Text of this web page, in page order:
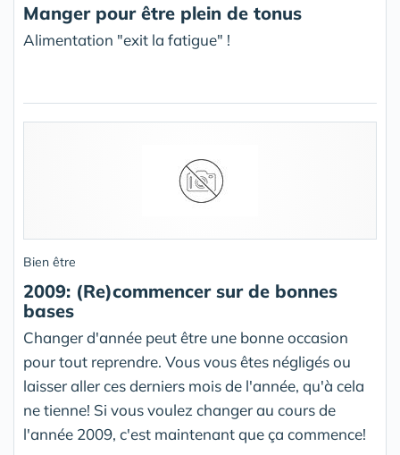
Manger pour être plein de tonus
Alimentation "exit la fatigue" !
Bien être
2009: (Re)commencer sur de bonnes
bases
Changer d'année peut être une bonne occasion
pour tout reprendre. Vous vous êtes négligés ou
laisser aller ces derniers mois de l'année, qu'à cela
ne tienne! Si vous voulez changer au cours de
l'année 2009, c'est maintenant que ça commence!